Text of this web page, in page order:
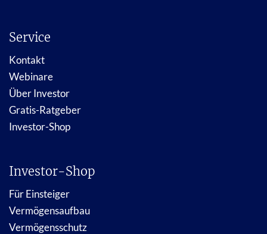
Service
Kontakt
Webinare
Über Investor
Gratis-Ratgeber
Investor-Shop
Investor-Shop
Für Einsteiger
Vermögensaufbau
Vermögensschutz